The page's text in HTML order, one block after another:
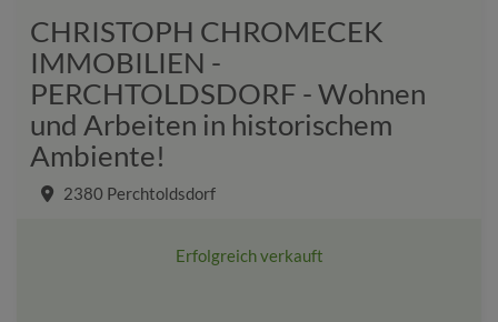
CHRISTOPH CHROMECEK
IMMOBILIEN -
PERCHTOLDSDORF - Wohnen
und Arbeiten in historischem
Ambiente!
2380 Perchtoldsdorf
Erfolgreich verkauft